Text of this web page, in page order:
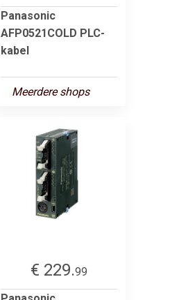
Panasonic
AFP0521COLD PLC-
kabel
Meerdere shops
€ 229.99